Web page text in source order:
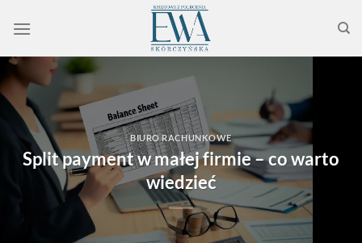
BIURO RACHUNKOWE
Split payment w małej firmie – co warto
wiedzieć